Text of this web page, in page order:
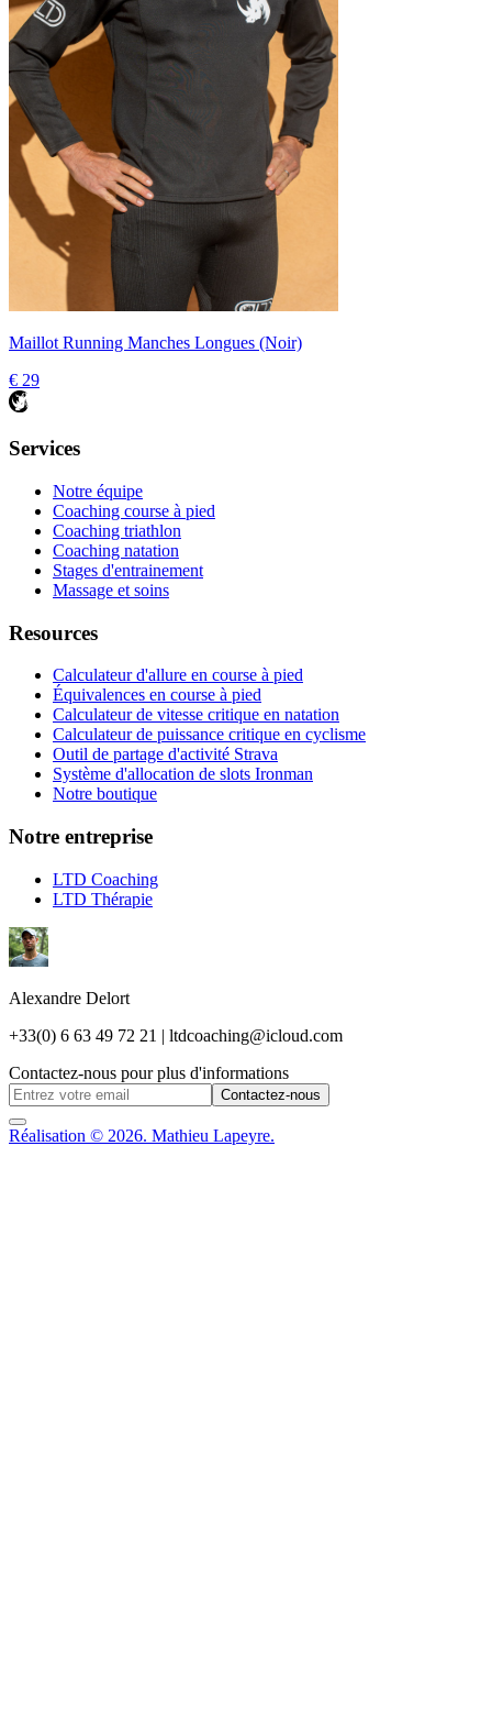
Maillot Running Manches Longues (Noir)
€ 29
Services
Notre équipe
Coaching course à pied
Coaching triathlon
Coaching natation
Stages d'entrainement
Massage et soins
Resources
Calculateur d'allure en course à pied
Équivalences en course à pied
Calculateur de vitesse critique en natation
Calculateur de puissance critique en cyclisme
Outil de partage d'activité Strava
Système d'allocation de slots Ironman
Notre boutique
Notre entreprise
LTD Coaching
LTD Thérapie
Alexandre Delort
+33(0) 6 63 49 72 21 | ltdcoaching@icloud.com
Contactez-nous pour plus d'informations
Contactez-nous
Réalisation © 2026. Mathieu Lapeyre.